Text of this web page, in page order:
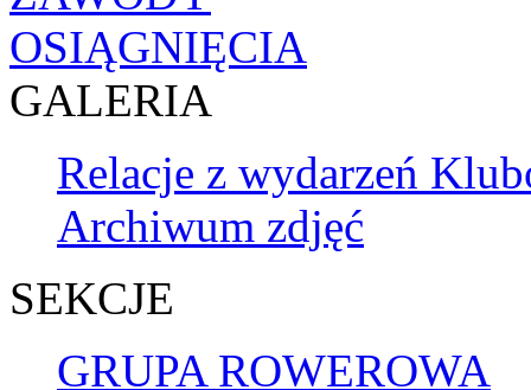
OSIĄGNIĘCIA
GALERIA
Relacje z wydarzeń
Archiwum zdjęć
SEKCJE
GRUPA ROWEROWA